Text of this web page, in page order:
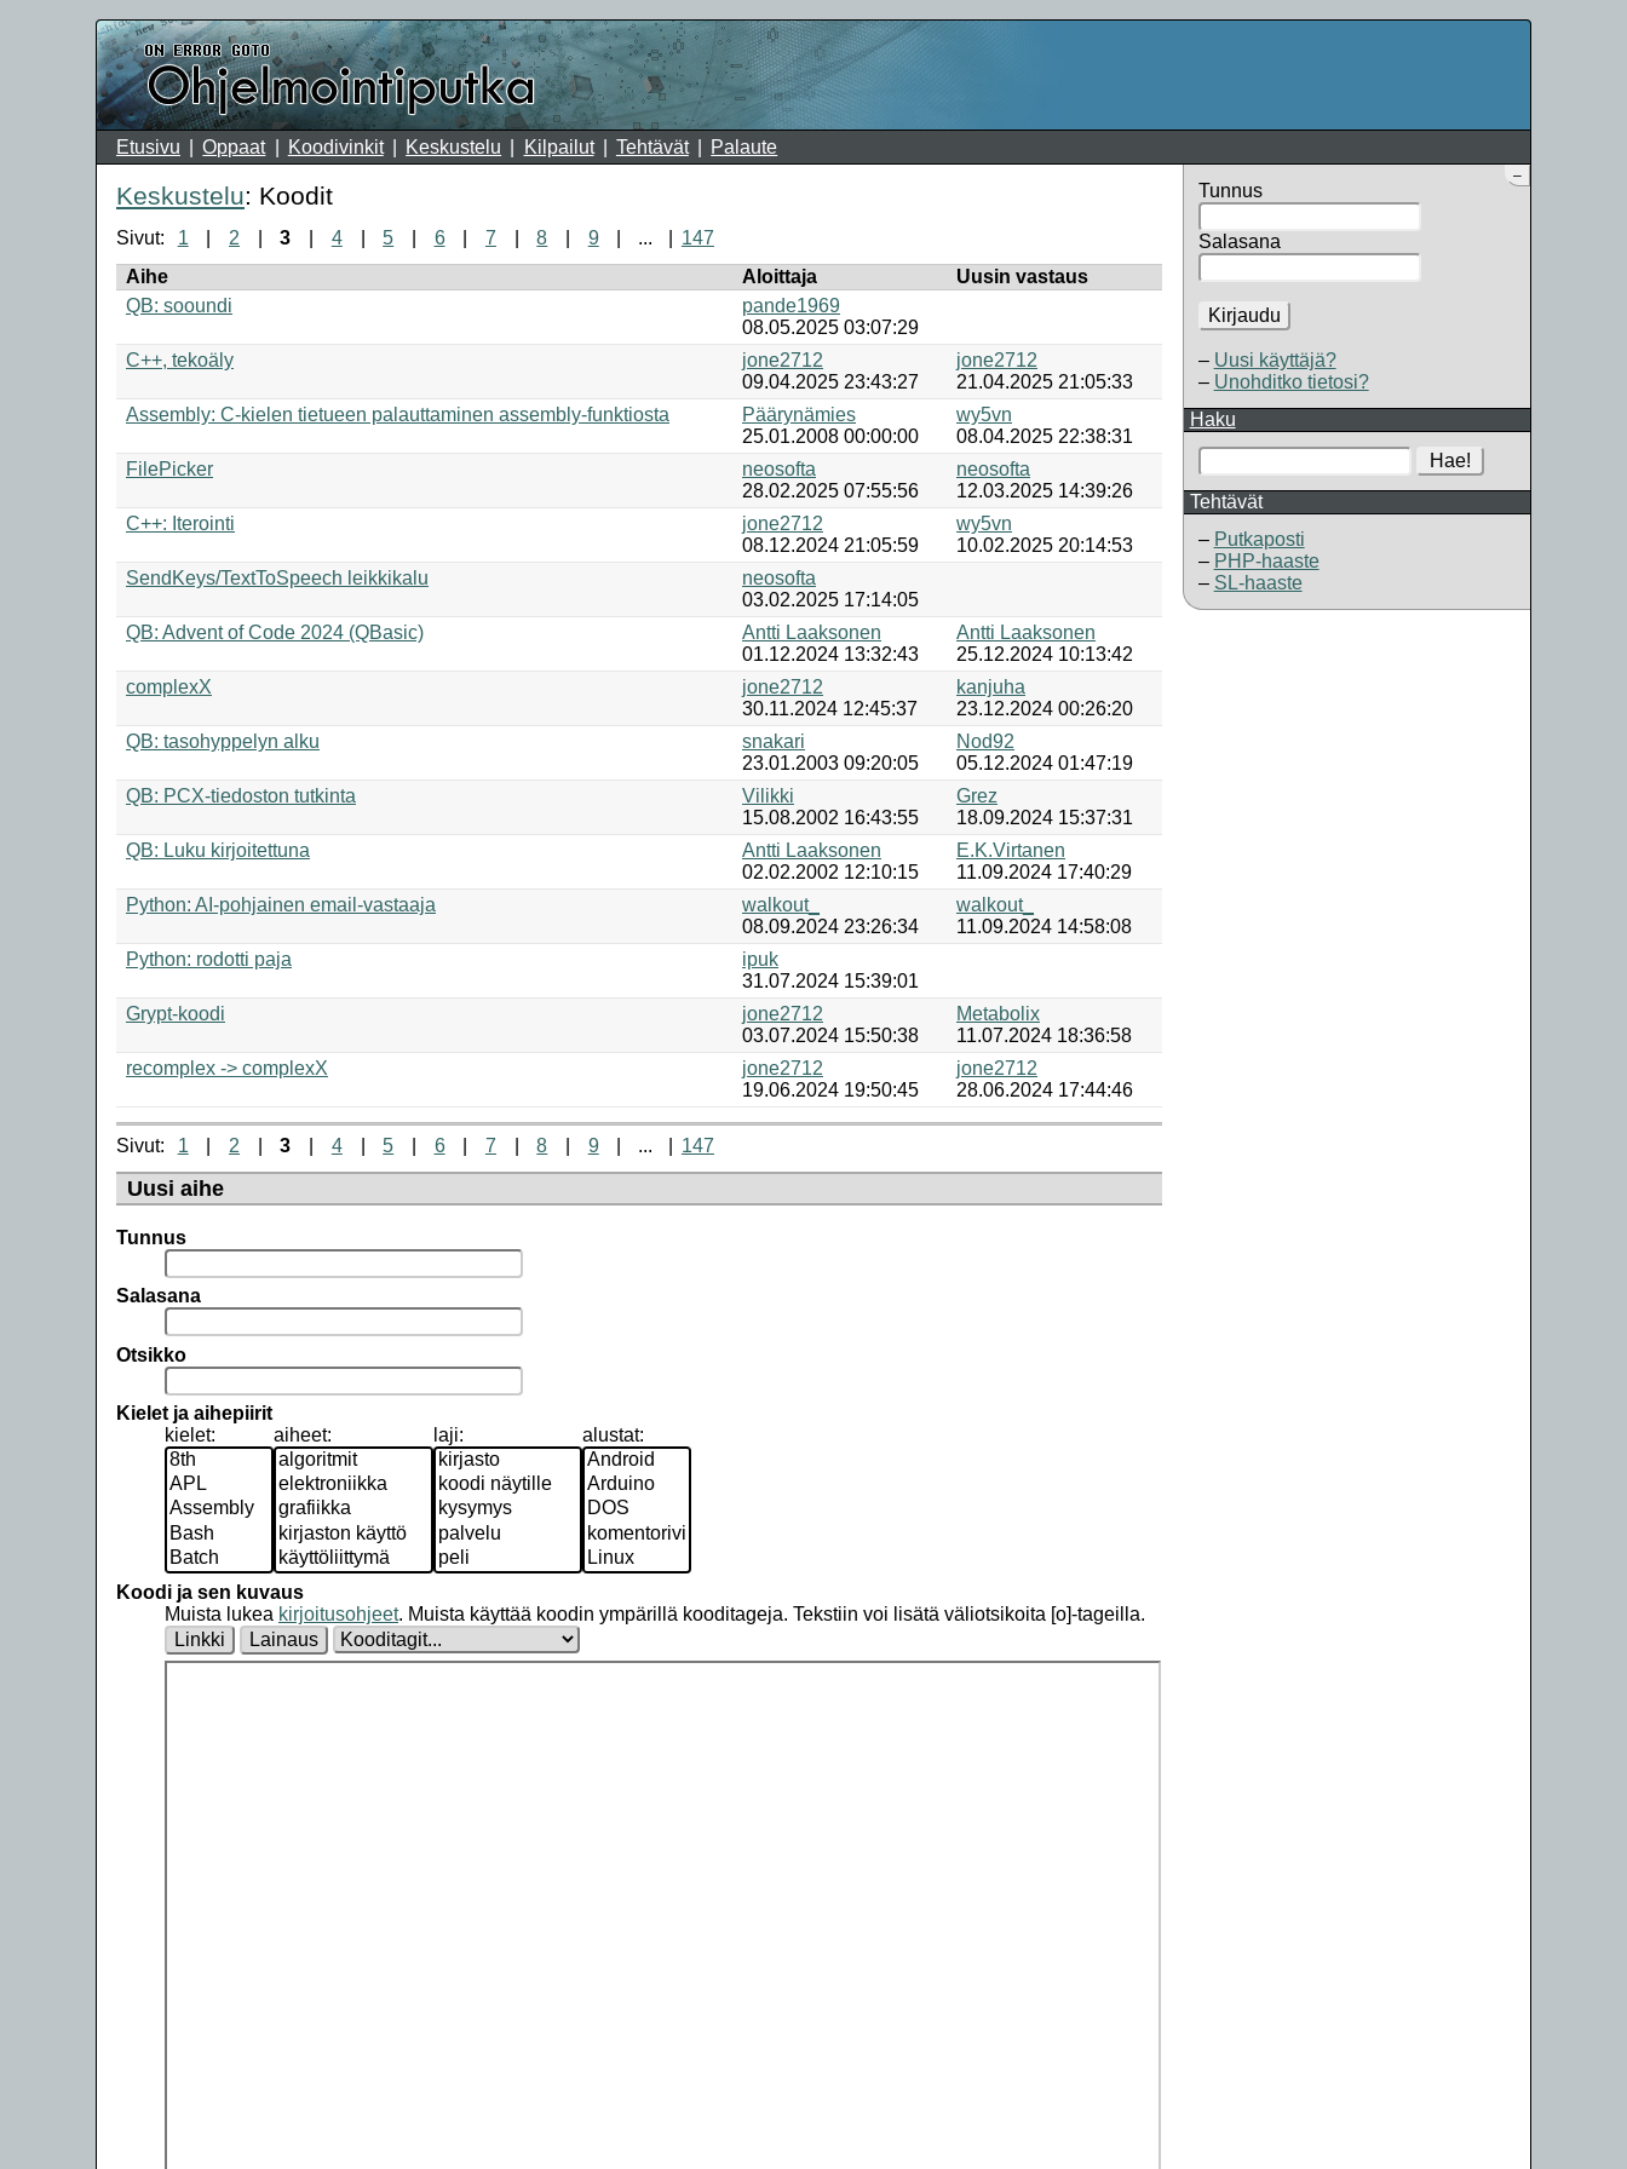
Etusivu Oppaat Koodivinkit Keskustelu Kilpailut Tehtävät Palaute
–
Tunnus
Salasana
Kirjaudu
Uusi käyttäjä?
Unohditko tietosi?
Haku
Hae!
Tehtävät
Putkaposti
PHP-haaste
SL-haaste
Keskustelu: Koodit
Sivut: 1 2 3 4 5 6 7 8 9 ...
147
Aihe
Aloittaja
Uusin vastaus
QB: sooundi
pande1969
08.05.2025 03:07:29
C++, tekoäly
jone2712
09.04.2025 23:43:27
jone2712
21.04.2025 21:05:33
Assembly: C-kielen tietueen palauttaminen assembly-funktiosta
Päärynämies
25.01.2008 00:00:00
wy5vn
08.04.2025 22:38:31
FilePicker
neosofta
28.02.2025 07:55:56
neosofta
12.03.2025 14:39:26
C++: Iterointi
jone2712
08.12.2024 21:05:59
wy5vn
10.02.2025 20:14:53
SendKeys/TextToSpeech leikkikalu
neosofta
03.02.2025 17:14:05
QB: Advent of Code 2024 (QBasic)
Antti Laaksonen
01.12.2024 13:32:43
Antti Laaksonen
25.12.2024 10:13:42
complexX
jone2712
30.11.2024 12:45:37
kanjuha
23.12.2024 00:26:20
QB: tasohyppelyn alku
snakari
23.01.2003 09:20:05
Nod92
05.12.2024 01:47:19
QB: PCX-tiedoston tutkinta
Vilikki
15.08.2002 16:43:55
Grez
18.09.2024 15:37:31
QB: Luku kirjoitettuna
Antti Laaksonen
02.02.2002 12:10:15
E.K.Virtanen
11.09.2024 17:40:29
Python: AI-pohjainen email-vastaaja
walkout_
08.09.2024 23:26:34
walkout_
11.09.2024 14:58:08
Python: rodotti paja
ipuk
31.07.2024 15:39:01
Grypt-koodi
jone2712
03.07.2024 15:50:38
Metabolix
11.07.2024 18:36:58
recomplex -> complexX
jone2712
19.06.2024 19:50:45
jone2712
28.06.2024 17:44:46
Sivut: 1 2 3 4 5 6 7 8 9 ... 147
Uusi aihe
Tunnus
Salasana
Otsikko
Kielet ja aihepiirit
kielet:
aiheet: laji: alustat:
Koodi ja sen kuvaus
Muista lukea kirjoitusohjeet. Muista käyttää koodin ympärillä kooditageja. Tekstiin voi lisätä väliotsikoita [o]-tageilla.
Linkki
Lainaus